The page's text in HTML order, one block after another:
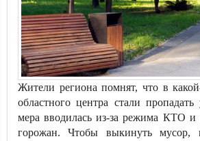
Жители региона помнят, что в
областного центра стали
мера вводилась из-за режима КТО и
горожан. Чтобы выкинуть мусор,